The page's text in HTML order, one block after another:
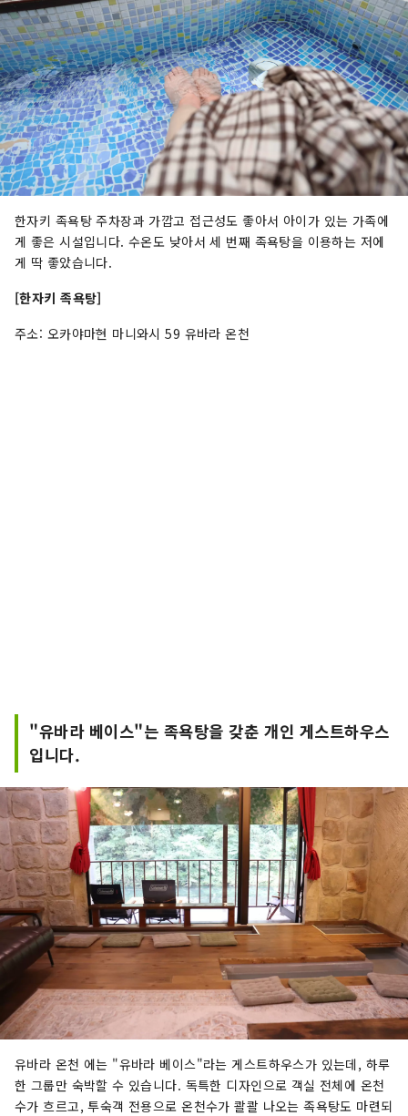
한자키 족욕탕 주차장과 가깝고 접근성도 좋아서 아이가 있는 가족에
게 좋은 시설입니다. 수온도 낮아서 ​​세 번째 족욕탕을 이용하는 저에
게 딱 좋았습니다.
[한자키 족욕탕]
주소: 오카야마현 마니와시 59 유바라 온천
"유바라 베이스"는 족욕탕을 갖춘 개인 게스트하우스
입니다.
유바라 온천 에는 "유바라 베이스"라는 게스트하우스가 있는데, 하루
한 그룹만 숙박할 수 있습니다. 독특한 디자인으로 객실 전체에 온천
수가 흐르고, 투숙객 전용으로 온천수가 콸콸 나오는 족욕탕도 마련되